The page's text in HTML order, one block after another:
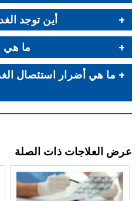
أين توجد
ما هي
ما هي أضرار استئصال
عرض العلاجات ذات الصلة